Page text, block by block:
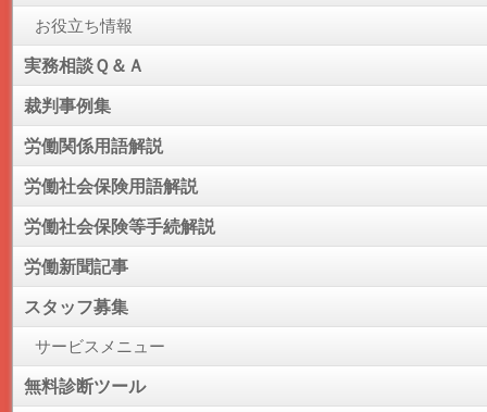
お役立ち情報
実務相談Ｑ＆Ａ
裁判事例集
労働関係用語解説
労働社会保険用語解説
労働社会保険等手続解説
労働新聞記事
スタッフ募集
サービスメニュー
無料診断ツール